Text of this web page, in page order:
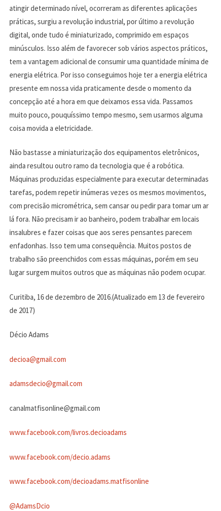
atingir determinado nível, ocorreram as diferentes aplicações
práticas, surgiu a revolução industrial, por último a revolução
digital, onde tudo é miniaturizado, comprimido em espaços
minúsculos. Isso além de favorecer sob vários aspectos práticos,
tem a vantagem adicional de consumir uma quantidade mínima de
energia elétrica. Por isso conseguimos hoje ter a energia elétrica
presente em nossa vida praticamente desde o momento da
concepção até a hora em que deixamos essa vida. Passamos
muito pouco, pouquíssimo tempo mesmo, sem usarmos alguma
coisa movida a eletricidade.
Não bastasse a miniaturização dos equipamentos eletrônicos,
ainda resultou outro ramo da tecnologia que é a robótica.
Máquinas produzidas especialmente para executar determinadas
tarefas, podem repetir inúmeras vezes os mesmos movimentos,
com precisão micrométrica, sem cansar ou pedir para tomar um ar
lá fora. Não precisam ir ao banheiro, podem trabalhar em locais
insalubres e fazer coisas que aos seres pensantes parecem
enfadonhas. Isso tem uma consequência. Muitos postos de
trabalho são preenchidos com essas máquinas, porém em seu
lugar surgem muitos outros que as máquinas não podem ocupar.
Curitiba, 16 de dezembro de 2016.(Atualizado em 13 de fevereiro
de 2017)
Décio Adams
decioa@gmail.com
adamsdecio@gmail.com
canalmatfisonline@gmail.com
www.facebook.com/livros.decioadams
www.facebook.com/decio.adams
www.facebook.com/decioadams.matfisonline
@AdamsDcio